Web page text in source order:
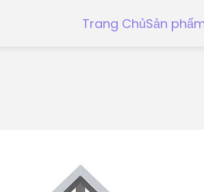
Trang ChủSản